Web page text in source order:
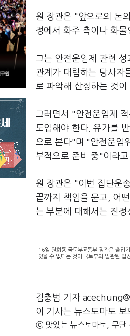
원 장관은 "앞으로의 논
정에서 화주 측이나 화
그는 안전운임제 관련
관계가 대립하는 당사자
로 파악해 산정하는 것
그러면서 "안전운임제
도입해야 한다. 유가를
으로 본다"며 "안전운임
부적으로 준비 중"이라고
원 장관은 "이번 집단운
끝까지 책임을 묻고, 어
는 부분에 대해서는 진정
16일 원희룡 국토부교통부 장관은 출입
있을 수 없다는 것이 국토부의 일관된 입
김충범 기자
이 기사는 뉴스토마토 보
ⓒ 맛있는 뉴스토마토, 무단